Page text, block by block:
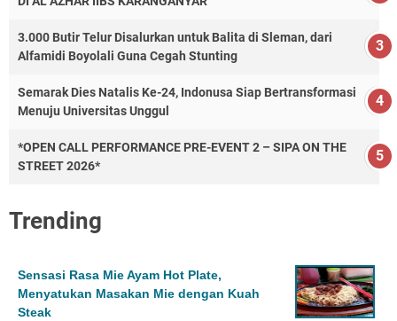
3.000 Butir Telur Disalurkan untuk Balita di Sleman, dari
Alfamidi Boyolali Guna Cegah Stunting
Semarak Dies Natalis Ke-24, Indonusa Siap Bertransformasi
Menuju Universitas Unggul
*OPEN CALL PERFORMANCE PRE-EVENT 2 – SIPA ON THE
STREET 2026*
Trending
Sensasi Rasa Mie Ayam Hot Plate,
Menyatukan Masakan Mie dengan Kuah
Steak